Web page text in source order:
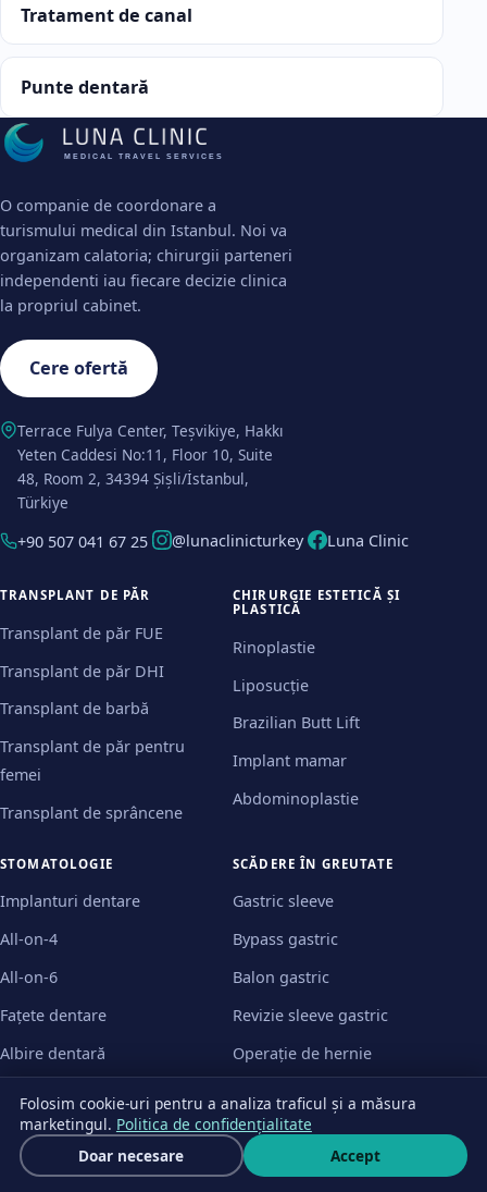
Tratament de canal
Punte dentară
MEDICAL TRAVEL SERVICES
O companie de coordonare a
turismului medical din Istanbul. Noi va
organizam calatoria; chirurgii parteneri
independenti iau fiecare decizie clinica
la propriul cabinet.
Cere ofertă
Terrace Fulya Center, Teşvikiye, Hakkı
Yeten Caddesi No:11, Floor 10, Suite
48, Room 2, 34394 Şişli/İstanbul,
Türkiye
+90 507 041 67 25
@lunaclinicturkey Luna Clinic
TRANSPLANT DE PĂR
Transplant de păr FUE
Transplant de păr DHI
Transplant de barbă
Transplant de păr pentru
femei
Transplant de sprâncene
CHIRURGIE ESTETICĂ ȘI
PLASTICĂ
Rinoplastie
Liposucție
Brazilian Butt Lift
Implant mamar
Abdominoplastie
STOMATOLOGIE
Implanturi dentare
All-on-4
All-on-6
Fațete dentare
Albire dentară
SCĂDERE ÎN GREUTATE
Gastric sleeve
Bypass gastric
Balon gastric
Revizie sleeve gastric
Operație de hernie
ORTOPEDIE
Alungirea membrelor
Proteză de genunchi
Cere ofertă
Folosim cookie-uri pentru a analiza traficul și a măsura
marketingul. Politica de confidențialitate
Doar necesare
Accept